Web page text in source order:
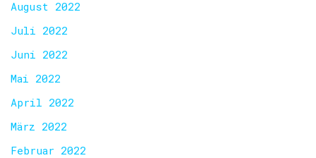
August 2022
Juli 2022
Juni 2022
Mai 2022
April 2022
März 2022
Februar 2022